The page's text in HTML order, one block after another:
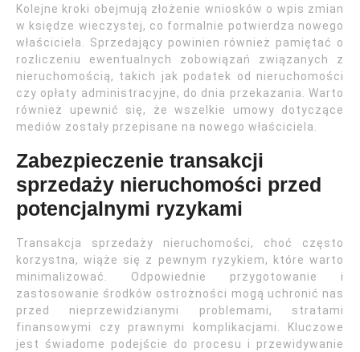
Kolejne kroki obejmują złożenie wniosków o wpis zmian
w księdze wieczystej, co formalnie potwierdza nowego
właściciela. Sprzedający powinien również pamiętać o
rozliczeniu ewentualnych zobowiązań związanych z
nieruchomością, takich jak podatek od nieruchomości
czy opłaty administracyjne, do dnia przekazania. Warto
również upewnić się, że wszelkie umowy dotyczące
mediów zostały przepisane na nowego właściciela.
Zabezpieczenie transakcji
sprzedaży nieruchomości przed
potencjalnymi ryzykami
Transakcja sprzedaży nieruchomości, choć często
korzystna, wiąże się z pewnym ryzykiem, które warto
minimalizować. Odpowiednie przygotowanie i
zastosowanie środków ostrożności mogą uchronić nas
przed nieprzewidzianymi problemami, stratami
finansowymi czy prawnymi komplikacjami. Kluczowe
jest świadome podejście do procesu i przewidywanie